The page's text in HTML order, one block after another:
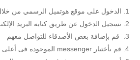
الدخول على موقع هوتميل الرسمي من
تسجيل الدخول عن طريق كتابه البريد
قم بإضافة بعض الأصدقاء للتواصل معهم
قم بأختيار messenger الموجوده فى أعلى الصفحة الرئيسية